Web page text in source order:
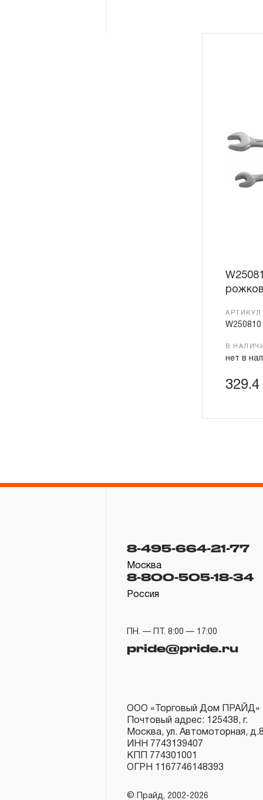
АРТИКУЛ
W250810
В
нет в
329.4
8-495-664-21-77
Москва
8-800-505-18-34
Россия
ПН. — ПТ. 8:00 — 17:00
pride@pride.ru
ООО «Торговый Дом ПРАЙД»
Почтовый адрес: 125438, г.
Москва, ул. Автомоторная,
ИНН 7743139407
КПП 774301001
ОГРН 1167746148393
© Прайд, 2002-2026